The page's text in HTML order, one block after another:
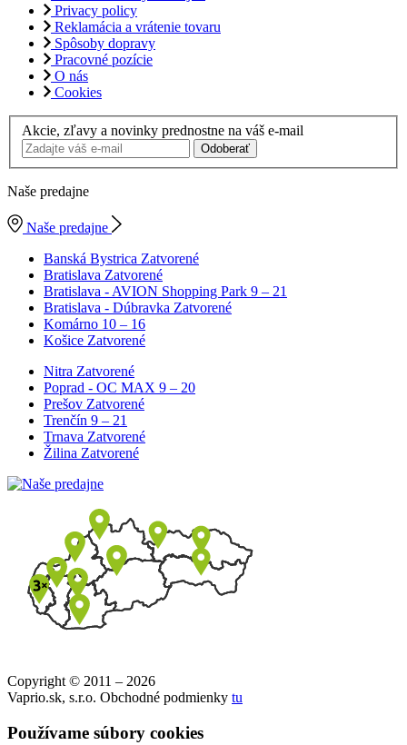
Privacy policy
Reklamácia a vrátenie tovaru
Spôsoby dopravy
Pracovné pozície
O nás
Cookies
Akcie, zľavy a novinky prednostne na váš e-mail
Odoberať
Naše predajne
Naše predajne
Banská Bystrica Zatvorené
Bratislava Zatvorené
Bratislava - AVION Shopping Park 9 – 21
Bratislava - Dúbravka Zatvorené
Komárno 10 – 16
Košice Zatvorené
Nitra Zatvorené
Poprad - OC MAX 9 – 20
Prešov Zatvorené
Trenčín 9 – 21
Trnava Zatvorené
Žilina Zatvorené
Copyright © 2011 – 2026
Vaprio.sk, s.r.o. Obchodné podmienky tu
Používame súbory cookies